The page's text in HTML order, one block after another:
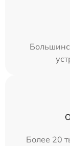
Более 20